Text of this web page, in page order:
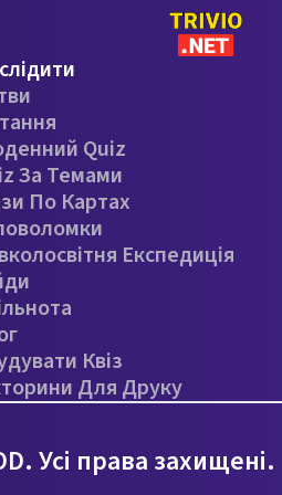
Quiz
За Темами
По Картах
Експедиція
Квіз
Для Друку
Усі права захищені.